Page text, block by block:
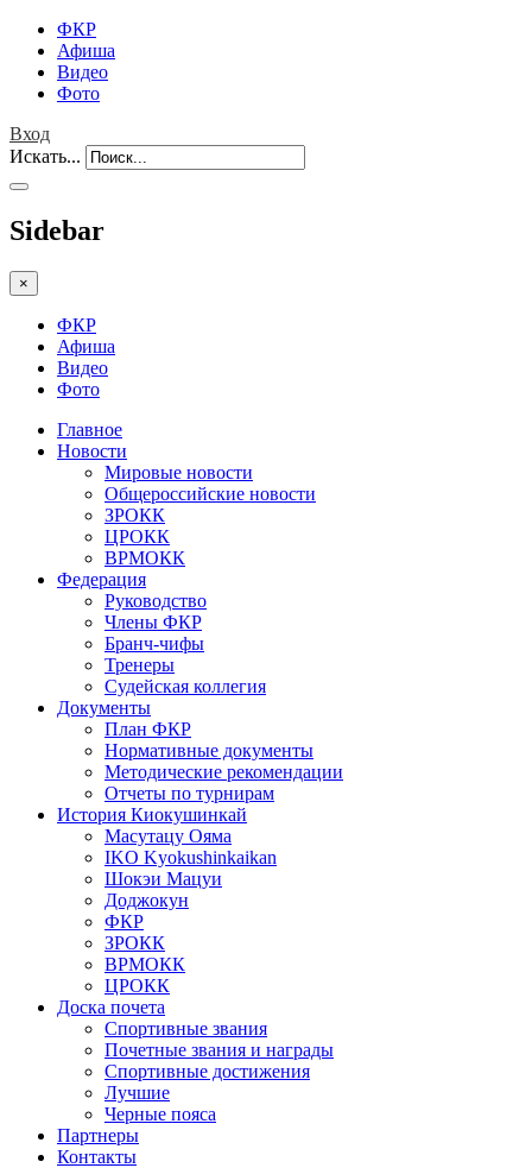
ФКР
Афиша
Видео
Фото
Вход
Искать...
Sidebar
×
ФКР
Афиша
Видео
Фото
Главное
Новости
Мировые новости
Общероссийские новости
ЗРОКК
ЦРОКК
ВРМОКК
Федерация
Руководство
Члены ФКР
Бранч-чифы
Тренеры
Судейская коллегия
Документы
План ФКР
Нормативные документы
Методические рекомендации
Отчеты по турнирам
История Киокушинкай
Масутацу Ояма
IKO Kyokushinkaikan
Шокэи Мацуи
Доджокун
ФКР
ЗРОКК
ВРМОКК
ЦРОКК
Доска почета
Спортивные звания
Почетные звания и награды
Спортивные достижения
Лучшие
Черные пояса
Партнеры
Контакты